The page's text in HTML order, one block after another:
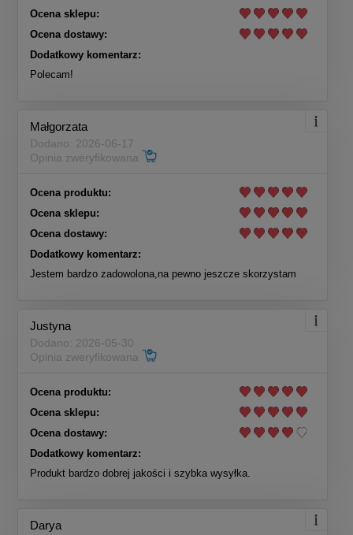
Ocena sklepu:
Ocena dostawy:
Dodatkowy komentarz:
Polecam!
Małgorzata
Dodano: 2026-06-17
Opinia zweryfikowana
Ocena produktu:
Ocena sklepu:
Ocena dostawy:
Dodatkowy komentarz:
Jestem bardzo zadowolona,na pewno jeszcze skorzystam
Justyna
Dodano: 2026-05-30
Opinia zweryfikowana
Ocena produktu:
Ocena sklepu:
Ocena dostawy:
Dodatkowy komentarz:
Produkt bardzo dobrej jakości i szybka wysyłka.
Darya